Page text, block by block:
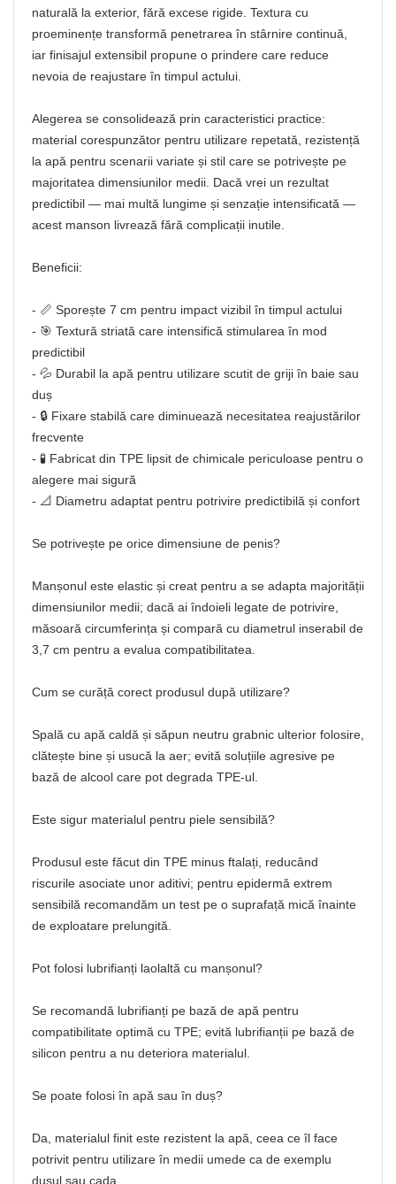
naturală la exterior, fără excese rigide. Textura cu
proeminențe transformă penetrarea în stârnire continuă,
iar finisajul extensibil propune o prindere care reduce
nevoia de reajustare în timpul actului.
Alegerea se consolidează prin caracteristici practice:
material corespunzător pentru utilizare repetată, rezistență
la apă pentru scenarii variate și stil care se potrivește pe
majoritatea dimensiunilor medii. Dacă vrei un rezultat
predictibil — mai multă lungime și senzație intensificată —
acest manson livrează fără complicații inutile.
Beneficii:
- 📏 Sporește 7 cm pentru impact vizibil în timpul actului
- 🎯 Textură striată care intensifică stimularea în mod
predictibil
- 💦 Durabil la apă pentru utilizare scutit de griji în baie sau
duș
- 🔒 Fixare stabilă care diminuează necesitatea reajustărilor
frecvente
- 🧪 Fabricat din TPE lipsit de chimicale periculoase pentru o
alegere mai sigură
- 📐 Diametru adaptat pentru potrivire predictibilă și confort
Se potrivește pe orice dimensiune de penis?
Manșonul este elastic și creat pentru a se adapta majorității
dimensiunilor medii; dacă ai îndoieli legate de potrivire,
măsoară circumferința și compară cu diametrul inserabil de
3,7 cm pentru a evalua compatibilitatea.
Cum se curăță corect produsul după utilizare?
Spală cu apă caldă și săpun neutru grabnic ulterior folosire,
clătește bine și usucă la aer; evită soluțiile agresive pe
bază de alcool care pot degrada TPE-ul.
Este sigur materialul pentru piele sensibilă?
Produsul este făcut din TPE minus ftalați, reducând
riscurile asociate unor aditivi; pentru epidermă extrem
sensibilă recomandăm un test pe o suprafață mică înainte
de exploatare prelungită.
Pot folosi lubrifianți laolaltă cu manșonul?
Se recomandă lubrifianți pe bază de apă pentru
compatibilitate optimă cu TPE; evită lubrifianții pe bază de
silicon pentru a nu deteriora materialul.
Se poate folosi în apă sau în duș?
Da, materialul finit este rezistent la apă, ceea ce îl face
potrivit pentru utilizare în medii umede ca de exemplu
dușul sau cada.